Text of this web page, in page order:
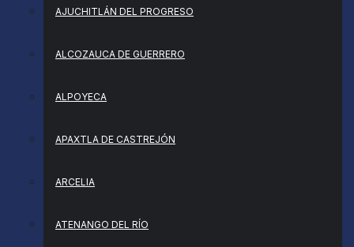
AJUCHITLÁN DEL PROGRESO
ALCOZAUCA DE GUERRERO
ALPOYECA
APAXTLA DE CASTREJÓN
ARCELIA
ATENANGO DEL RÍO